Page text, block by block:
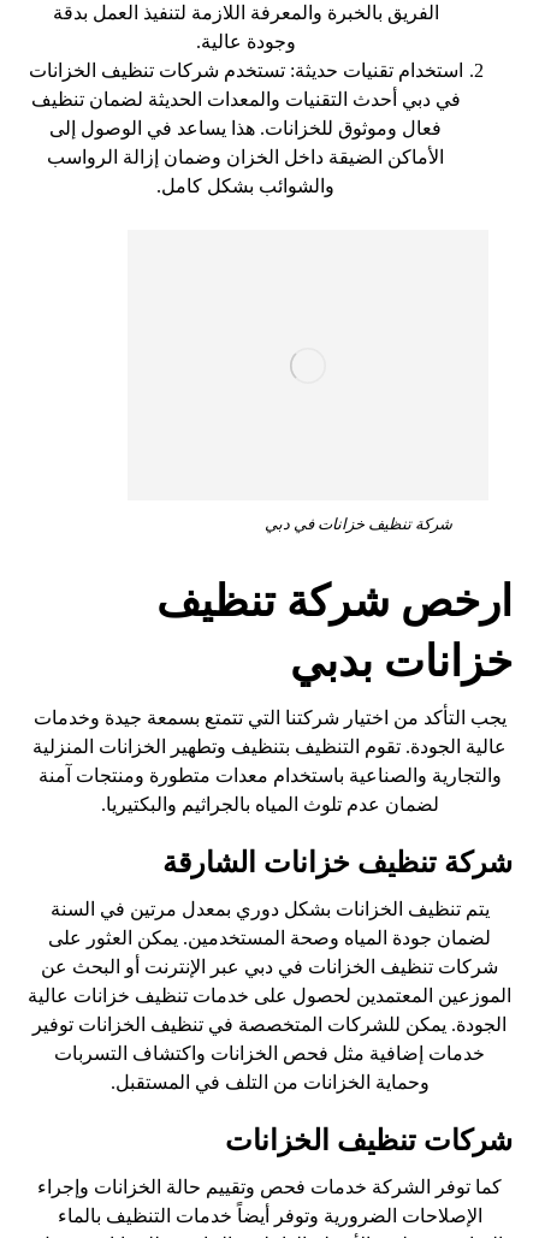
الفريق بالخبرة والمعرفة اللازمة لتنفيذ العمل بدقة
وجودة عالية.
استخدام تقنيات حديثة: تستخدم شركات تنظيف الخزانات
في دبي أحدث التقنيات والمعدات الحديثة لضمان تنظيف
فعال وموثوق للخزانات. هذا يساعد في الوصول إلى
الأماكن الضيقة داخل الخزان وضمان إزالة الرواسب
والشوائب بشكل كامل.
شركة تنظيف خزانات في دبي
ارخص شركة تنظيف
خزانات بدبي
يجب التأكد من اختيار شركتنا التي تتمتع بسمعة جيدة وخدمات
عالية الجودة. تقوم التنظيف بتنظيف وتطهير الخزانات المنزلية
والتجارية والصناعية باستخدام معدات متطورة ومنتجات آمنة
لضمان عدم تلوث المياه بالجراثيم والبكتيريا.
شركة تنظيف خزانات الشارقة
يتم تنظيف الخزانات بشكل دوري بمعدل مرتين في السنة
لضمان جودة المياه وصحة المستخدمين. يمكن العثور على
شركات تنظيف الخزانات في دبي عبر الإنترنت أو البحث عن
الموزعين المعتمدين لحصول على خدمات تنظيف خزانات عالية
الجودة. يمكن للشركات المتخصصة في تنظيف الخزانات توفير
خدمات إضافية مثل فحص الخزانات واكتشاف التسربات
وحماية الخزانات من التلف في المستقبل.
شركات تنظيف الخزانات
كما توفر الشركة خدمات فحص وتقييم حالة الخزانات وإجراء
الإصلاحات الضرورية وتوفر أيضاً خدمات التنظيف بالماء